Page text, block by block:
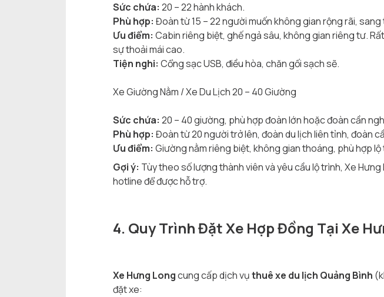
Sức chứa: 20 – 22 hành khách.
Phù hợp: Đoàn từ 15 – 22 người muốn không gian rộng rãi,
Ưu điểm: Cabin riêng biệt, ghế ngả sâu, không gian riêng tư.
sự thoải mái cao.
Tiện nghi: Cổng sạc USB, điều hòa, chăn gối sạch sẽ.
Xe Giường Nằm / Xe Du Lịch 20 – 40 Giường
Sức chứa: 20 – 40 giường, phù hợp đoàn lớn hoặc đoàn cần
Phù hợp: Đoàn từ 20 người trở lên, đoàn du lịch liên tỉnh, đoàn
Ưu điểm: Giường nằm riêng biệt, không gian thoáng, phù hợp lộ
Gợi ý: Tùy theo số lượng thành viên và yêu cầu lộ trình, Xe
hotline để được hỗ trợ.
4. Quy Trình Đặt Xe Hợp Đồng Tại Xe
Xe Hưng Longcung cấp dịch vụthuê xe du lịch Quảng Bình
đặt xe: